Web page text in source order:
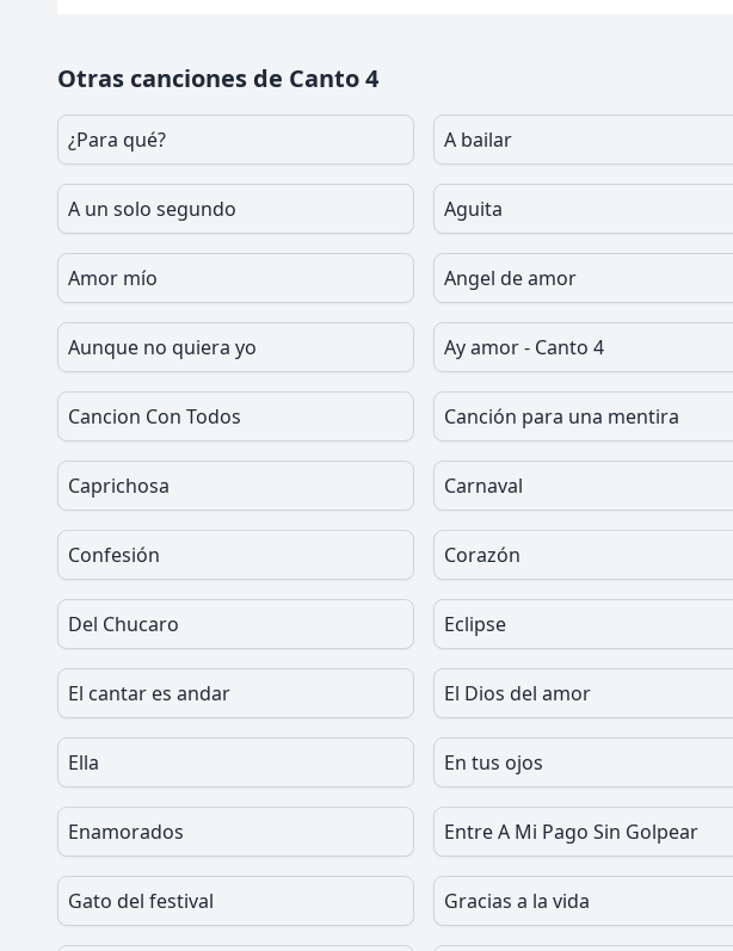
Otras canciones de Canto 4
¿Para qué? A bailar
A un solo segundo Aguita
Amor mío Angel de amor
Aunque no quiera yo Ay amor - Canto 4
Cancion Con Todos Canción para una mentira
Caprichosa Carnaval
Confesión Corazón
Del Chucaro Eclipse
El cantar es andar El Dios del amor
Ella En tus ojos
Enamorados Entre A Mi Pago Sin Golpear
Gato del festival Gracias a la vida